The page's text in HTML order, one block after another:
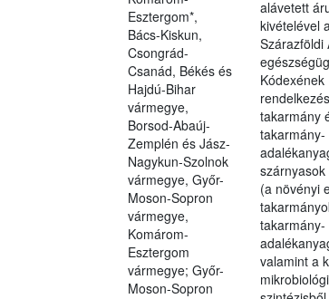
Esztergom*,
Bács-Kiskun,
Csongrád-
Csanád, Békés és
Hajdú-Bihar
vármegye,
Borsod-Abaúj-
Zemplén és Jász-
Nagykun-Szolnok
vármegye, Győr-
Moson-Sopron
vármegye,
Komárom-
Esztergom
vármegye; Győr-
Moson-Sopron
alávetett
kivételével
Szárazföldi
Kódexének
takarmány
takarmány-
(a növényi
takarmány-
valamint a